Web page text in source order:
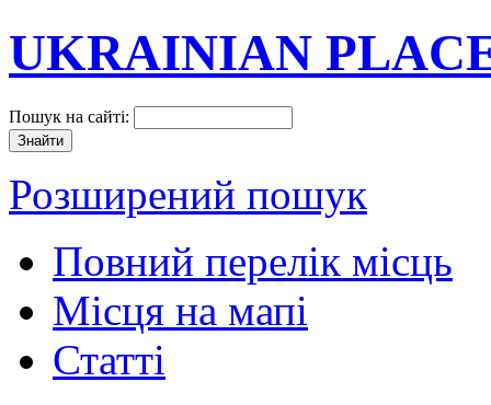
UKRAINIAN
Пошук на сайті:
Розширений пошук
Повний перелік місць
Місця на мапі
Статті